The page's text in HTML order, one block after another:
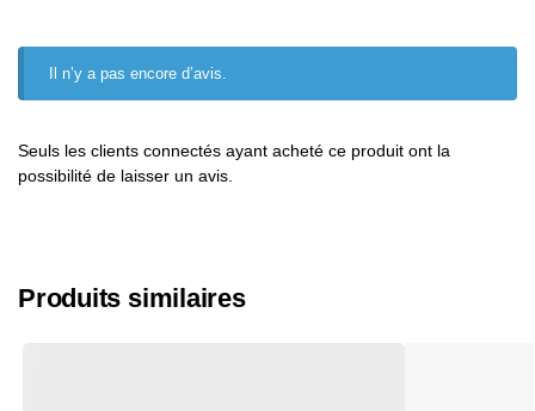
Il n’y a pas encore d’avis.
Seuls les clients connectés ayant acheté ce produit ont la
possibilité de laisser un avis.
Produits similaires